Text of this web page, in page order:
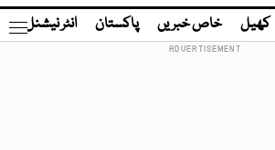
کھیل خاص خبریں پاکستان انٹر نیشنل